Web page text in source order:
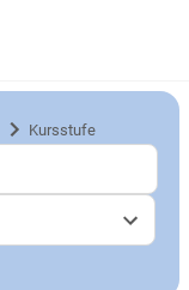
Kursstufe